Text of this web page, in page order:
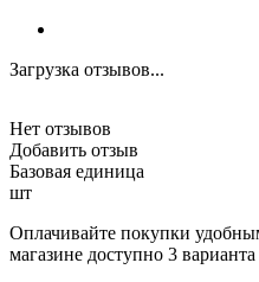
Загрузка отзывов...
Нет отзывов
Добавить отзыв
Базовая единица
шт
Оплачивайте покупки
магазине доступно 3